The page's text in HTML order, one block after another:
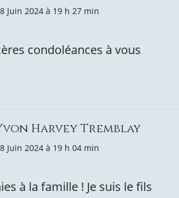
Juin 2024 à 19 h 27 min
condoléances à vous
Harvey Tremblay
Juin 2024 à 19 h 04 min
à la famille ! Je suis le fils